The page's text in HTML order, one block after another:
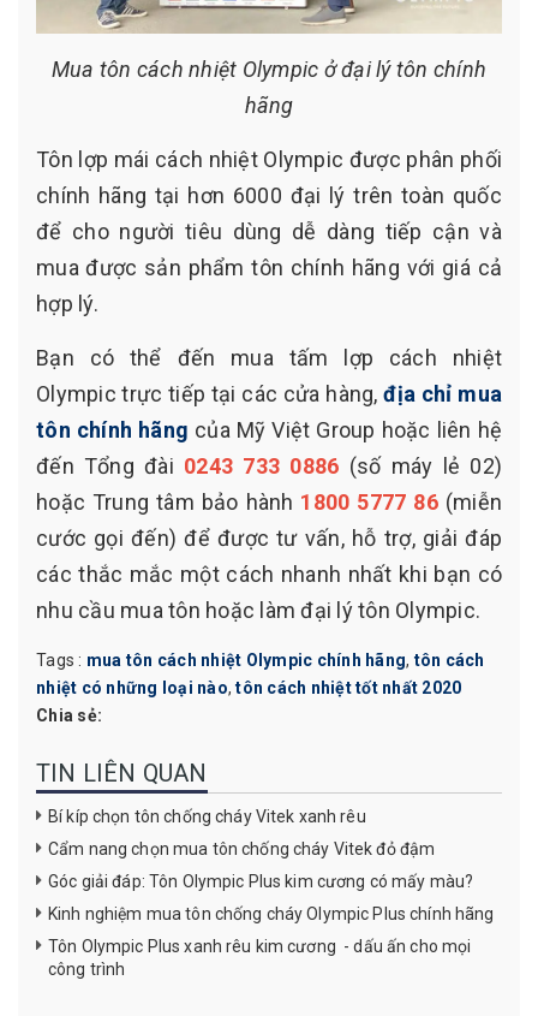
Mua tôn cách nhiệt Olympic ở đại lý tôn chính
hãng
Tôn lợp mái cách nhiệt Olympic được phân phối
chính hãng tại hơn 6000 đại lý trên toàn quốc
để cho người tiêu dùng dễ dàng tiếp cận và
mua được sản phẩm tôn chính hãng với giá cả
hợp lý.
Bạn có thể đến mua tấm lợp cách nhiệt
Olympic trực tiếp tại các cửa hàng, địa chỉ mua
tôn chính hãng của Mỹ Việt Group hoặc liên hệ
đến Tổng đài 0243 733 0886 (số máy lẻ 02)
hoặc Trung tâm bảo hành 1800 5777 86 (miễn
cước gọi đến) để được tư vấn, hỗ trợ, giải đáp
các thắc mắc một cách nhanh nhất khi bạn có
nhu cầu mua tôn hoặc làm đại lý tôn Olympic.
Tags : mua tôn cách nhiệt Olympic chính hãng, tôn cách
nhiệt có những loại nào,tôn cách nhiệt tốt nhất 2020
Chia sẻ:
TIN LIÊN QUAN
Bí kíp chọn tôn chống cháy Vitek xanh rêu
Cẩm nang chọn mua tôn chống cháy Vitek đỏ đậm
Góc giải đáp: Tôn Olympic Plus kim cương có mấy màu?
Kinh nghiệm mua tôn chống cháy Olympic Plus chính hãng
Tôn Olympic Plus xanh rêu kim cương - dấu ấn cho mọi
công trình